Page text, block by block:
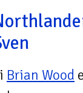
Brian Wood e